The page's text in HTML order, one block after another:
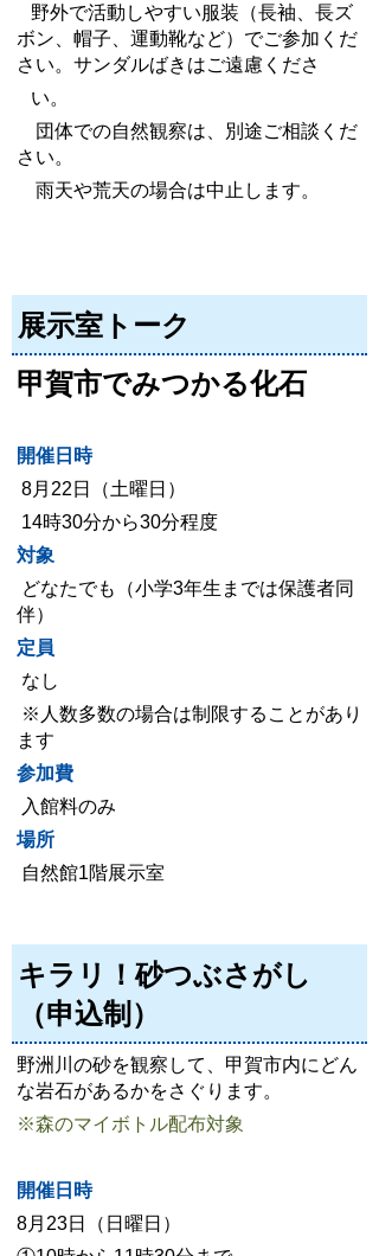
野外で活動しやすい服装（長袖、長ズ
ボン、帽子、運動靴など）でご参加くだ
さい。サンダルばきはご遠慮くださ
い。
団体での自然観察は、別途ご相談くだ
さい。
雨天や荒天の場合は中止します。
展示室トーク
甲賀市でみつかる化石
開催日時
8月22日（土曜日）
14時30分から30分程度
対象
どなたでも（小学3年生までは保護者同
伴）
定員
なし
※人数多数の場合は制限することがあり
ます
参加費
入館料のみ
場所
自然館1階展示室
キラリ！砂つぶさがし
（申込制）
野洲川の砂を観察して
、甲賀市内にどん
な岩石があるかをさぐります。
※森のマイボトル配布対象
開催日時
8月23日（日曜日）